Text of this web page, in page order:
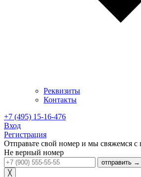
Реквизиты
Контакты
+7 (495) 15-16-476
Вход
Регистрация
Отправьте свой номер и мы свяжемся с
Не верный номер
отправить →
╳